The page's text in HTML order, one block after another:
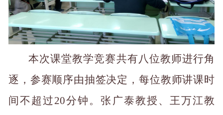
本次课堂教学竞赛共有八位教师进行角
逐，参赛顺序由抽签决定，每位教师讲课时
间不超过20分钟。张广泰教授、王万江教